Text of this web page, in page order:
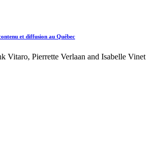
et diffusion au Québec
Vitaro, Pierrette Verlaan and Isabelle Vinet